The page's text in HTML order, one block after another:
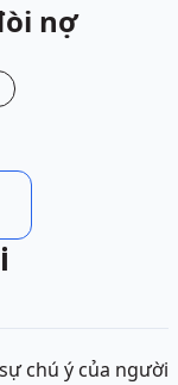
nợ
chú ý của người